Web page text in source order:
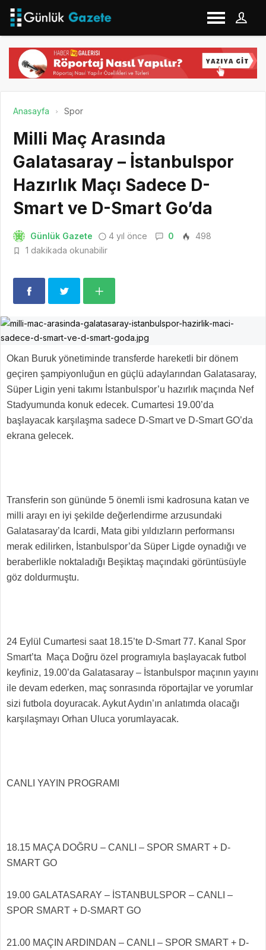
Anasayfa Spor
Milli Maç Arasında
Galatasaray – İstanbulspor
Hazırlık Maçı Sadece D-
Smart ve D-Smart Go’da
Günlük Gazete 4 yıl önce 0
498
1 dakikada okunabilir
Okan Buruk yönetiminde transferde hareketli bir dönem
geçiren şampiyonluğun en güçlü adaylarından Galatasaray,
Süper Ligin yeni takımı İstanbulspor’u hazırlık maçında Nef
Stadyumunda konuk edecek. Cumartesi 19.00’da
başlayacak karşılaşma sadece D-Smart ve D-Smart GO’da
ekrana gelecek.
Transferin son gününde 5 önemli ismi kadrosuna katan ve
milli arayı en iyi şekilde değerlendirme arzusundaki
Galatasaray’da Icardi, Mata gibi yıldızların performansı
merak edilirken, İstanbulspor’da Süper Ligde oynadığı ve
beraberlikle noktaladığı Beşiktaş maçındaki görüntüsüyle
göz doldurmuştu.
24 Eylül Cumartesi saat 18.15’te D-Smart 77. Kanal Spor
Smart’ta Maça Doğru özel programıyla başlayacak futbol
keyfiniz, 19.00’da Galatasaray – İstanbulspor maçının yayını
ile devam ederken, maç sonrasında röportajlar ve yorumlar
sizi futbola doyuracak. Aykut Aydın’ın anlatımda olacağı
karşılaşmayı Orhan Uluca yorumlayacak.
CANLI YAYIN PROGRAMI
18.15 MAÇA DOĞRU – CANLI – SPOR SMART + D-
SMART GO
19.00 GALATASARAY – İSTANBULSPOR – CANLI –
SPOR SMART + D-SMART GO
21.00 MAÇIN ARDINDAN – CANLI – SPOR SMART + D-